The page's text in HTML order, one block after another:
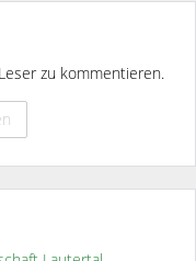
zu kommentieren.